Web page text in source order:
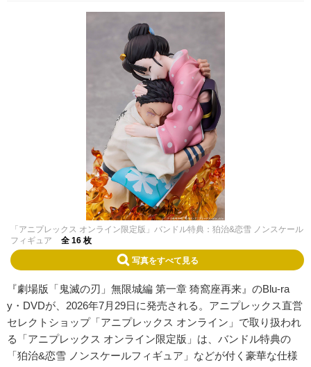
「アニプレックス オンライン限定版」バンドル特典：狛治&恋雪 ノンスケール
フィギュア
全 16 枚
写真をすべて見る
『劇場版「鬼滅の刃」無限城編 第一章 猗窩座再来』のBlu-ra
y・DVDが、2026年7月29日に発売される。アニプレックス直営
セレクトショップ「アニプレックス オンライン」で取り扱われ
る「アニプレックス オンライン限定版」は、バンドル特典の
「狛治&恋雪 ノンスケールフィギュア」などが付く豪華な仕様